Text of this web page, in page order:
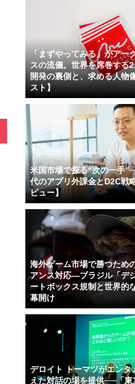
「まずやってみる」がアー
スの流儀。世界を席巻する
開発の裏側と、求める人物
スト】
米国市場で探る“次の一手
代のアプリ外課金とD2C戦
ビュー】
海外ゲーム市場で勝つため
アンス対応—ブラジル「デ
ートボックス規制と世界的
幕開け
デロイト トーマツがエンタ
えた対話の場を提供──「東